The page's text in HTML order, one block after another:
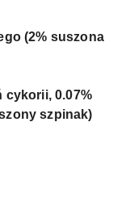
(2% suszona
cykorii, 0.07%
szpinak)